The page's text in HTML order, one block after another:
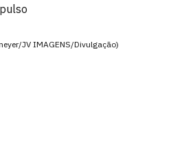
JV IMAGENS/Divulgação)